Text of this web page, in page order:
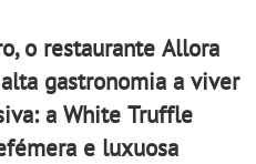
o restaurante Allora
gastronomia a viver
a White Truffle
e luxuosa